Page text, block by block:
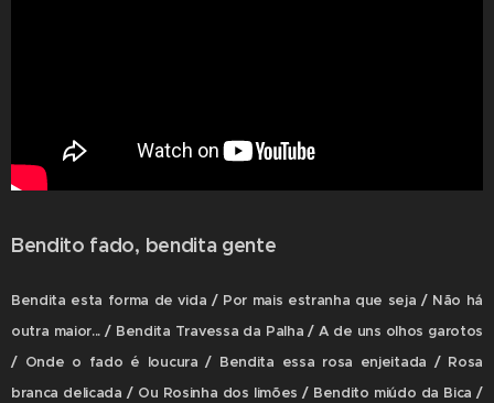
Bendito fado, bendita gente
Bendita esta forma de vida / Por mais estranha que seja / Não há
outra maior... / Bendita Travessa da Palha / A de uns olhos garotos
/ Onde o fado é loucura / Bendita essa rosa enjeitada / Rosa
branca delicada / Ou Rosinha dos limões / Bendito miúdo da Bica /